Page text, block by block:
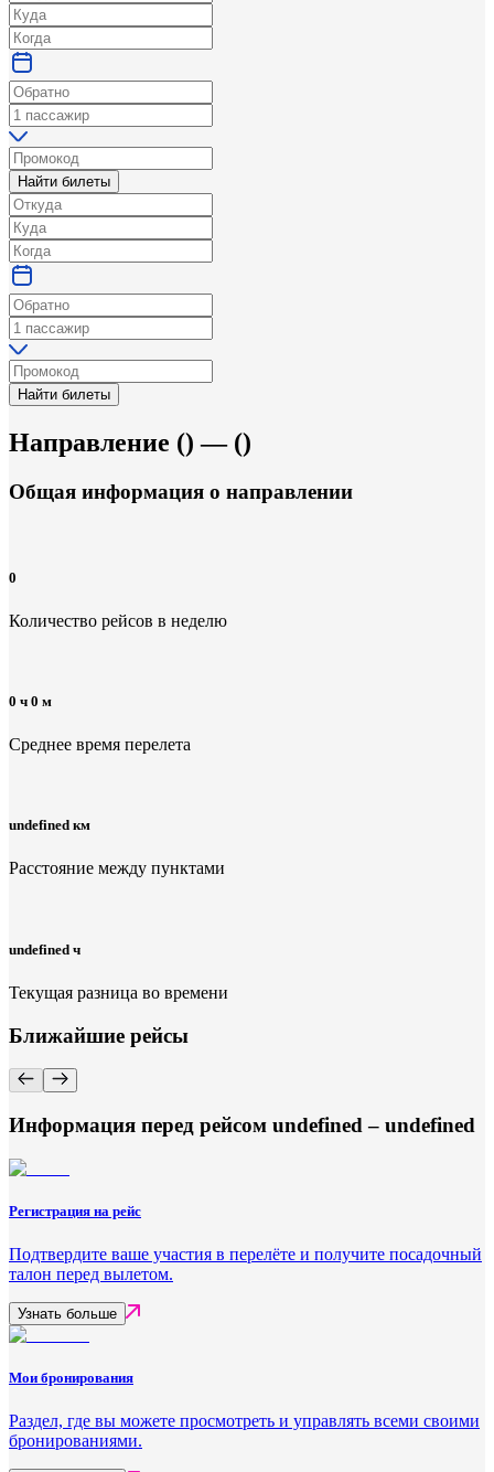
Найти билеты
Найти билеты
Направление () — ()
Общая информация о направлении
0
Количество рейсов в неделю
0 ч 0 м
Среднее время перелета
undefined км
Расстояние между пунктами
undefined ч
Текущая разница во времени
Ближайшие рейсы
Информация перед рейсом undefined – undefined
Регистрация на рейс
Подтвердите ваше участия в перелёте и получите посадочный
талон перед вылетом.
Узнать больше
Мои бронирования
Раздел, где вы можете просмотреть и управлять всеми своими
бронированиями.